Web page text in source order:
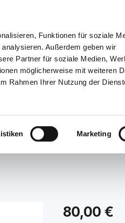
Funktionen für soziale
Außerdem geben wir
Partner für soziale Medien,
möglicherweise mit weiteren
Rahmen Ihrer Nutzung der
Marketing
TASCHEN GUTSCHEINE
Regulärer Preis:
80,00 €